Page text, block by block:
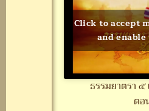
Click to accept
and
ธรรมยาตรา
ต